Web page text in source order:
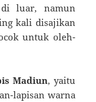
di luar, namun
kali disajikan
untuk oleh-
Madiun, yaitu
lapisan warna